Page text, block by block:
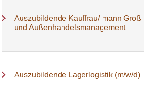
Auszubildende Kauffrau/-mann Groß-
und Außenhandelsmanagement
Auszubildende Lagerlogistik (m/w/d)